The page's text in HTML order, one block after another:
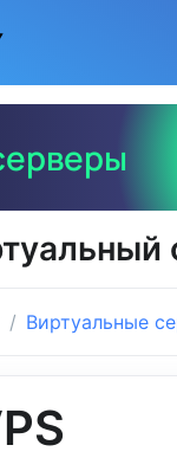
Виртуальные